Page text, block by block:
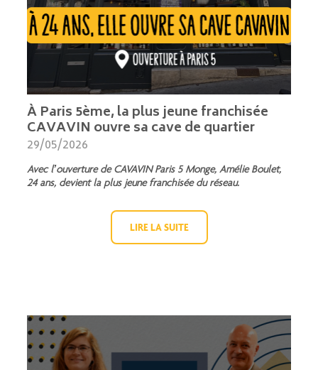
À Paris 5ème, la plus jeune franchisée
CAVAVIN ouvre sa cave de quartier
29/05/2026
Avec l’ouverture de CAVAVIN Paris 5 Monge, Amélie Boulet,
24 ans, devient la plus jeune franchisée du réseau.
LIRE LA SUITE